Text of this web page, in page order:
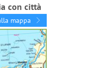
con città
mappa